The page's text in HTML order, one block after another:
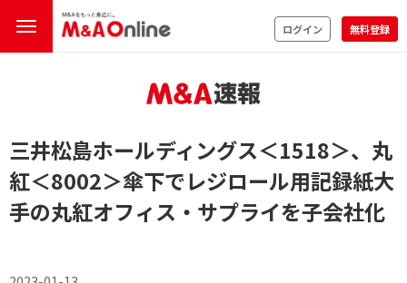
ログイン 無料登録
三井松島ホールディングス＜1518＞、丸
紅＜8002＞傘下でレジロール用記録紙大
手の丸紅オフィス・サプライを子会社化